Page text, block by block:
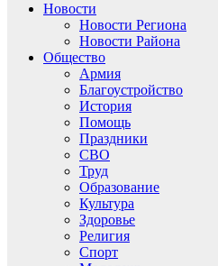
Новости
Новости Региона
Новости Района
Общество
Армия
Благоустройство
История
Помощь
Праздники
СВО
Труд
Образование
Культура
Здоровье
Религия
Спорт